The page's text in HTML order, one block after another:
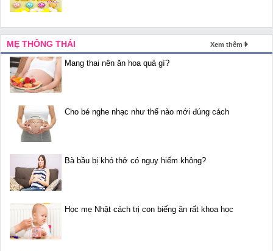
MẸ THÔNG THÁI Xem thêm
Mang thai nên ăn hoa quả gì?
Cho bé nghe nhạc như thế nào mới đúng cách
Bà bầu bị khó thở có nguy hiểm không?
Học mẹ Nhật cách trị con biếng ăn rất khoa học